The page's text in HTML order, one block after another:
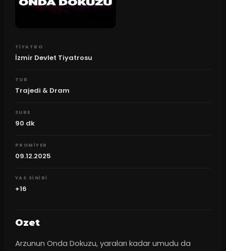
TIYATRO
İzmir Devlet Tiyatrosu
TUR
Trajedi & Dram
SURE
90 dk
PROMIYER
09.12.2025
YAS SINIRI
+16
Ozet
Arzunun Onda Dokuzu, yaraları kadar umudu da